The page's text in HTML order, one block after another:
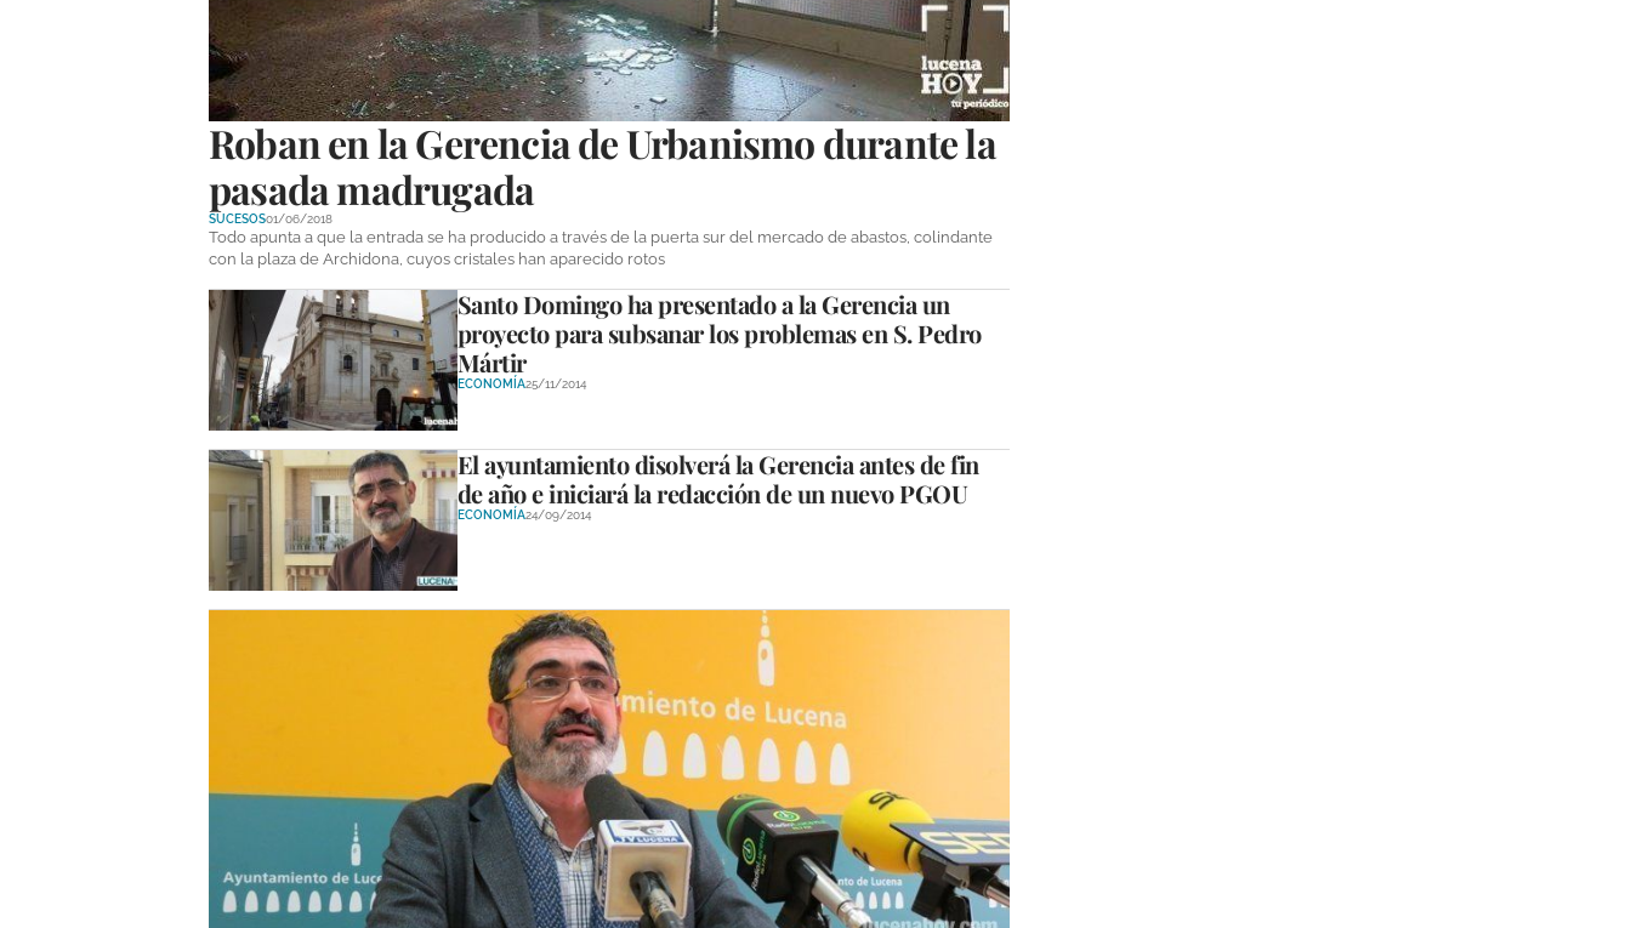
Roban en la Gerencia de Urbanismo durante la
pasada madrugada
SUCESOS01/06/2018
Todo apunta a que la entrada se ha producido a través de la puerta sur del mercado de abastos, colindante
con la plaza de Archidona, cuyos cristales han aparecido rotos
Santo Domingo ha presentado a la Gerencia un
proyecto para subsanar los problemas en S. Pedro
Mártir
ECONOMÍA25/11/2014
El ayuntamiento disolverá la Gerencia antes de fin
de año e iniciará la redacción de un nuevo PGOU
ECONOMÍA24/09/2014